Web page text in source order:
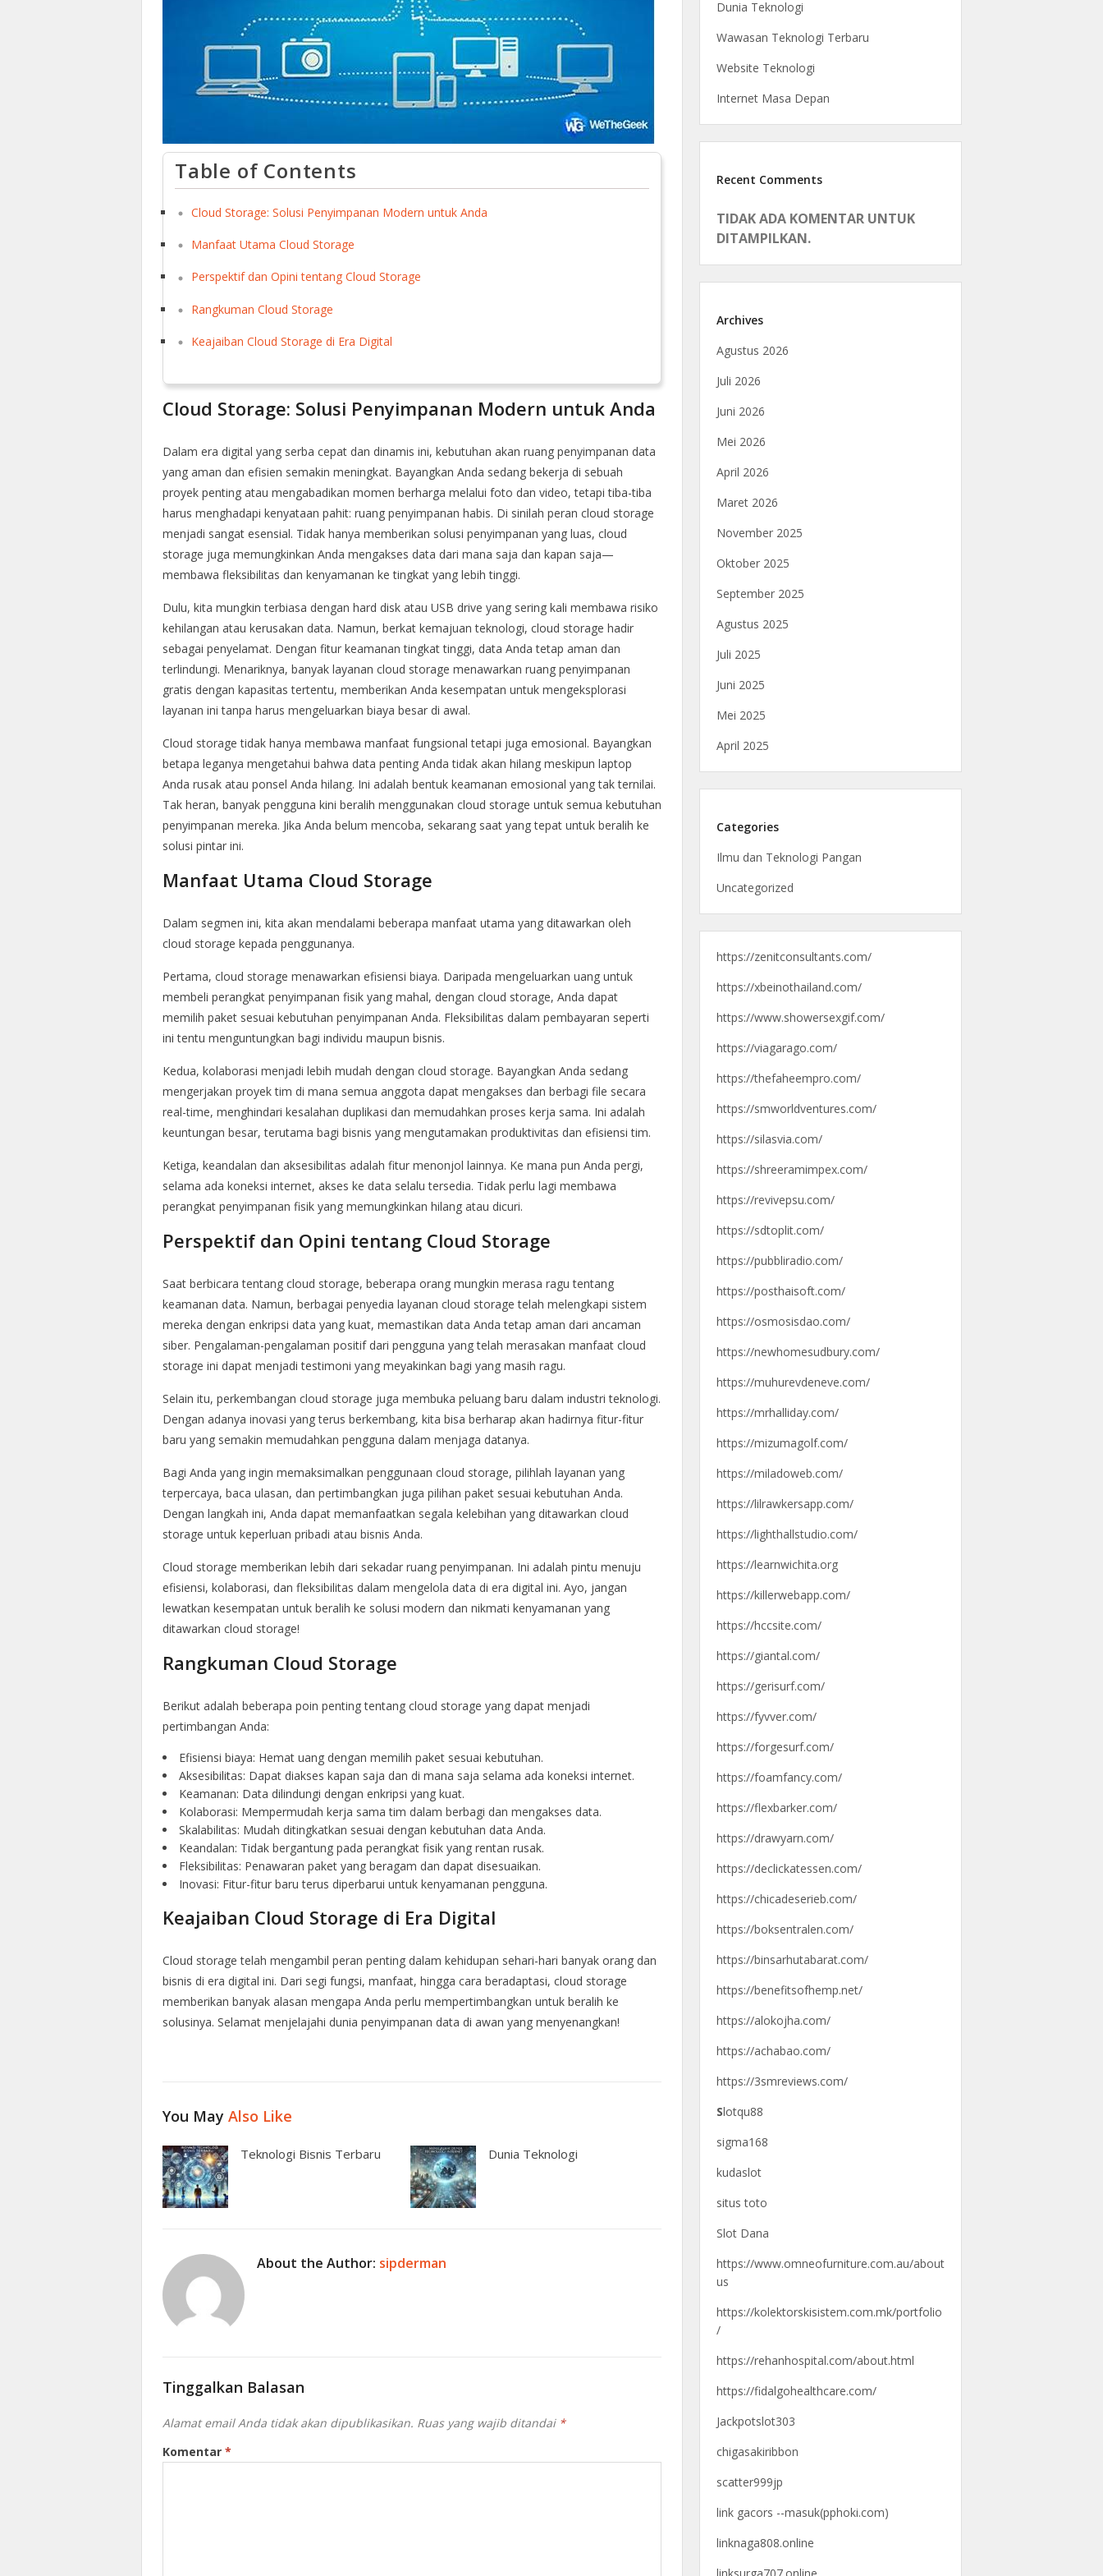
Table of Contents
Cloud Storage: Solusi Penyimpanan Modern untuk Anda
Manfaat Utama Cloud Storage
Perspektif dan Opini tentang Cloud Storage
Rangkuman Cloud Storage
Keajaiban Cloud Storage di Era Digital
Cloud Storage: Solusi Penyimpanan Modern untuk Anda
Dalam era digital yang serba cepat dan dinamis ini, kebutuhan akan ruang penyimpanan data
yang aman dan efisien semakin meningkat. Bayangkan Anda sedang bekerja di sebuah
proyek penting atau mengabadikan momen berharga melalui foto dan video, tetapi tiba-tiba
harus menghadapi kenyataan pahit: ruang penyimpanan habis. Di sinilah peran cloud storage
menjadi sangat esensial. Tidak hanya memberikan solusi penyimpanan yang luas, cloud
storage juga memungkinkan Anda mengakses data dari mana saja dan kapan saja—
membawa fleksibilitas dan kenyamanan ke tingkat yang lebih tinggi.
Dulu, kita mungkin terbiasa dengan hard disk atau USB drive yang sering kali membawa risiko
kehilangan atau kerusakan data. Namun, berkat kemajuan teknologi, cloud storage hadir
sebagai penyelamat. Dengan fitur keamanan tingkat tinggi, data Anda tetap aman dan
terlindungi. Menariknya, banyak layanan cloud storage menawarkan ruang penyimpanan
gratis dengan kapasitas tertentu, memberikan Anda kesempatan untuk mengeksplorasi
layanan ini tanpa harus mengeluarkan biaya besar di awal.
Cloud storage tidak hanya membawa manfaat fungsional tetapi juga emosional. Bayangkan
betapa leganya mengetahui bahwa data penting Anda tidak akan hilang meskipun laptop
Anda rusak atau ponsel Anda hilang. Ini adalah bentuk keamanan emosional yang tak ternilai.
Tak heran, banyak pengguna kini beralih menggunakan cloud storage untuk semua kebutuhan
penyimpanan mereka. Jika Anda belum mencoba, sekarang saat yang tepat untuk beralih ke
solusi pintar ini.
Manfaat Utama Cloud Storage
Dalam segmen ini, kita akan mendalami beberapa manfaat utama yang ditawarkan oleh
cloud storage kepada penggunanya.
Pertama, cloud storage menawarkan efisiensi biaya. Daripada mengeluarkan uang untuk
membeli perangkat penyimpanan fisik yang mahal, dengan cloud storage, Anda dapat
memilih paket sesuai kebutuhan penyimpanan Anda. Fleksibilitas dalam pembayaran seperti
ini tentu menguntungkan bagi individu maupun bisnis.
Kedua, kolaborasi menjadi lebih mudah dengan cloud storage. Bayangkan Anda sedang
mengerjakan proyek tim di mana semua anggota dapat mengakses dan berbagi file secara
real-time, menghindari kesalahan duplikasi dan memudahkan proses kerja sama. Ini adalah
keuntungan besar, terutama bagi bisnis yang mengutamakan produktivitas dan efisiensi tim.
Ketiga, keandalan dan aksesibilitas adalah fitur menonjol lainnya. Ke mana pun Anda pergi,
selama ada koneksi internet, akses ke data selalu tersedia. Tidak perlu lagi membawa
perangkat penyimpanan fisik yang memungkinkan hilang atau dicuri.
Perspektif dan Opini tentang Cloud Storage
Saat berbicara tentang cloud storage, beberapa orang mungkin merasa ragu tentang
keamanan data. Namun, berbagai penyedia layanan cloud storage telah melengkapi sistem
mereka dengan enkripsi data yang kuat, memastikan data Anda tetap aman dari ancaman
siber. Pengalaman-pengalaman positif dari pengguna yang telah merasakan manfaat cloud
storage ini dapat menjadi testimoni yang meyakinkan bagi yang masih ragu.
Selain itu, perkembangan cloud storage juga membuka peluang baru dalam industri teknologi.
Dengan adanya inovasi yang terus berkembang, kita bisa berharap akan hadirnya fitur-fitur
baru yang semakin memudahkan pengguna dalam menjaga datanya.
Bagi Anda yang ingin memaksimalkan penggunaan cloud storage, pilihlah layanan yang
terpercaya, baca ulasan, dan pertimbangkan juga pilihan paket sesuai kebutuhan Anda.
Dengan langkah ini, Anda dapat memanfaatkan segala kelebihan yang ditawarkan cloud
storage untuk keperluan pribadi atau bisnis Anda.
Cloud storage memberikan lebih dari sekadar ruang penyimpanan. Ini adalah pintu menuju
efisiensi, kolaborasi, dan fleksibilitas dalam mengelola data di era digital ini. Ayo, jangan
lewatkan kesempatan untuk beralih ke solusi modern dan nikmati kenyamanan yang
ditawarkan cloud storage!
Rangkuman Cloud Storage
Berikut adalah beberapa poin penting tentang cloud storage yang dapat menjadi
pertimbangan Anda:
Efisiensi biaya: Hemat uang dengan memilih paket sesuai kebutuhan.
Aksesibilitas: Dapat diakses kapan saja dan di mana saja selama ada koneksi internet.
Keamanan: Data dilindungi dengan enkripsi yang kuat.
Kolaborasi: Mempermudah kerja sama tim dalam berbagi dan mengakses data.
Skalabilitas: Mudah ditingkatkan sesuai dengan kebutuhan data Anda.
Keandalan: Tidak bergantung pada perangkat fisik yang rentan rusak.
Fleksibilitas: Penawaran paket yang beragam dan dapat disesuaikan.
Inovasi: Fitur-fitur baru terus diperbarui untuk kenyamanan pengguna.
Keajaiban Cloud Storage di Era Digital
Cloud storage telah mengambil peran penting dalam kehidupan sehari-hari banyak orang dan
bisnis di era digital ini. Dari segi fungsi, manfaat, hingga cara beradaptasi, cloud storage
memberikan banyak alasan mengapa Anda perlu mempertimbangkan untuk beralih ke
solusinya. Selamat menjelajahi dunia penyimpanan data di awan yang menyenangkan!
You May Also Like
Teknologi Bisnis Terbaru Dunia Teknologi
About the Author: sipderman
Tinggalkan Balasan
Alamat email Anda tidak akan dipublikasikan. Ruas yang wajib ditandai *
Komentar *
Dunia Teknologi
Wawasan Teknologi Terbaru
Website Teknologi
Internet Masa Depan
Recent Comments
TIDAK ADA KOMENTAR UNTUK
DITAMPILKAN.
Archives
Agustus 2026
Juli 2026
Juni 2026
Mei 2026
April 2026
Maret 2026
November 2025
Oktober 2025
September 2025
Agustus 2025
Juli 2025
Juni 2025
Mei 2025
April 2025
Categories
Ilmu dan Teknologi Pangan
Uncategorized
https://zenitconsultants.com/
https://xbeinothailand.com/
https://www.showersexgif.com/
https://viagarago.com/
https://thefaheempro.com/
https://smworldventures.com/
https://silasvia.com/
https://shreeramimpex.com/
https://revivepsu.com/
https://sdtoplit.com/
https://pubbliradio.com/
https://posthaisoft.com/
https://osmosisdao.com/
https://newhomesudbury.com/
https://muhurevdeneve.com/
https://mrhalliday.com/
https://mizumagolf.com/
https://miladoweb.com/
https://lilrawkersapp.com/
https://lighthallstudio.com/
https://learnwichita.org
https://killerwebapp.com/
https://hccsite.com/
https://giantal.com/
https://gerisurf.com/
https://fyvver.com/
https://forgesurf.com/
https://foamfancy.com/
https://flexbarker.com/
https://drawyarn.com/
https://declickatessen.com/
https://chicadeserieb.com/
https://boksentralen.com/
https://binsarhutabarat.com/
https://benefitsofhemp.net/
https://alokojha.com/
https://achabao.com/
https://3smreviews.com/
Slotqu88
sigma168
kudaslot
situs toto
Slot Dana
https://www.omneofurniture.com.au/about
us
https://kolektorskisistem.com.mk/portfolio
/
https://rehanhospital.com/about.html
https://fidalgohealthcare.com/
Jackpotslot303
chigasakiribbon
scatter999jp
link gacors --masuk(pphoki.com)
linknaga808.online